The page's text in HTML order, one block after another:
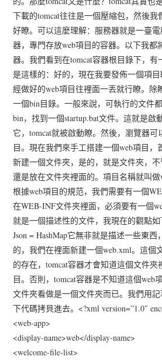
下載的tomcat往往是一個壓縮包，然後
好瞭。可以這麼理解：服務器就是一臺
器，專門存放web項目的容器。以下我都
器。我們看到在tomcat容器根目錄下，有
是這樣的：好的，現在我要發佈一個項
經做好的web項目往裡面一丟就行瞭。除
一個bin目錄。一般來說，可執行的文件
bin，找到一個startup.bat文件。這就是啟
它，tomcat就被啟動瞭。然後，瀏覽器可
目。現在我們來手工搭建一個web項目，
新建一個文件夾，是的，就是文件夾，
還是放在文件夾裡面的。項目名稱就叫做
根據web項目的規范，我們需要有一個
在WEB-INF文件夾裡面，必須要有一個
就是一個描述性的文件，我現在的觀點如
Json = HashMap它無非就是描述一些東
的，我們在裡面新建一個web.xml。這個
的存在，tomcat容器才會知道這個文件夾
目。否則，tomcat容器是不知道這個web
文件夾看做是一個文件夾而已。我們用
下代碼拷貝進去。<?xml version=”1.0″
<web-app>
<display-name>web</display-name>
<welcome-file-list>